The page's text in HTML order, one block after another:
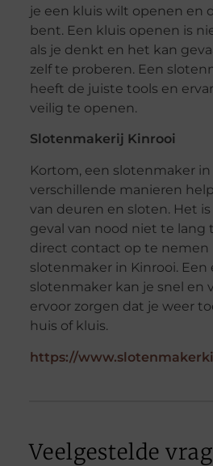
je een kluis wilt openen en
bent. Een kluis openen is
als je denkt en het kan
zelf te proberen. Een
heeft de juiste tools en
veilig te openen.
Slotenmakerij Kinrooi
Kortom, een slotenmaker
verschillende manieren
van deuren en sloten. Het
geval van nood niet te lang
direct contact op te nemen
slotenmaker in Kinrooi. Een
slotenmaker kan je snel en
ervoor zorgen dat je weer
huis of kluis.
https://
Veelgestelde